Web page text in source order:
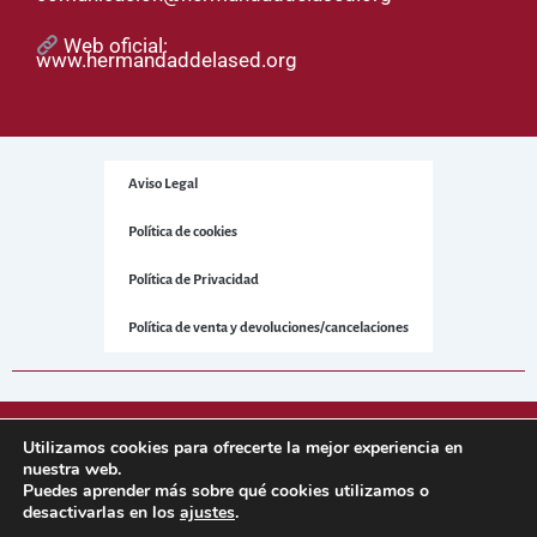
Web oficial:
www.hermandaddelased.org
Aviso Legal
Política de cookies
Política de Privacidad
Política de venta y devoluciones/cancelaciones
Sitio web desarrollado porNetNerman– Gestión Integral de
Utilizamos cookies para ofrecerte la mejor experiencia en
nuestra web.
Puedes aprender más sobre qué cookies utilizamos o
desactivarlas en los ajustes.